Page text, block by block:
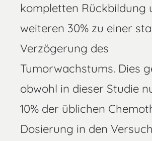
kompletten Rückbildung
weiteren 30% zu einer
Verzögerung des
Tumorwachstums. Dies
obwohl in dieser Studie
10% der üblichen
Dosierung in den